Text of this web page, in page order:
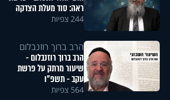
ראה: סוד מעלת הצדקה
244 צפיות
הרב ברוך רוזנבלום
הרב ברוך רוזנבלום -
שיעור מרתק על פרשת
עקב - תשפ"ו
564 צפיות